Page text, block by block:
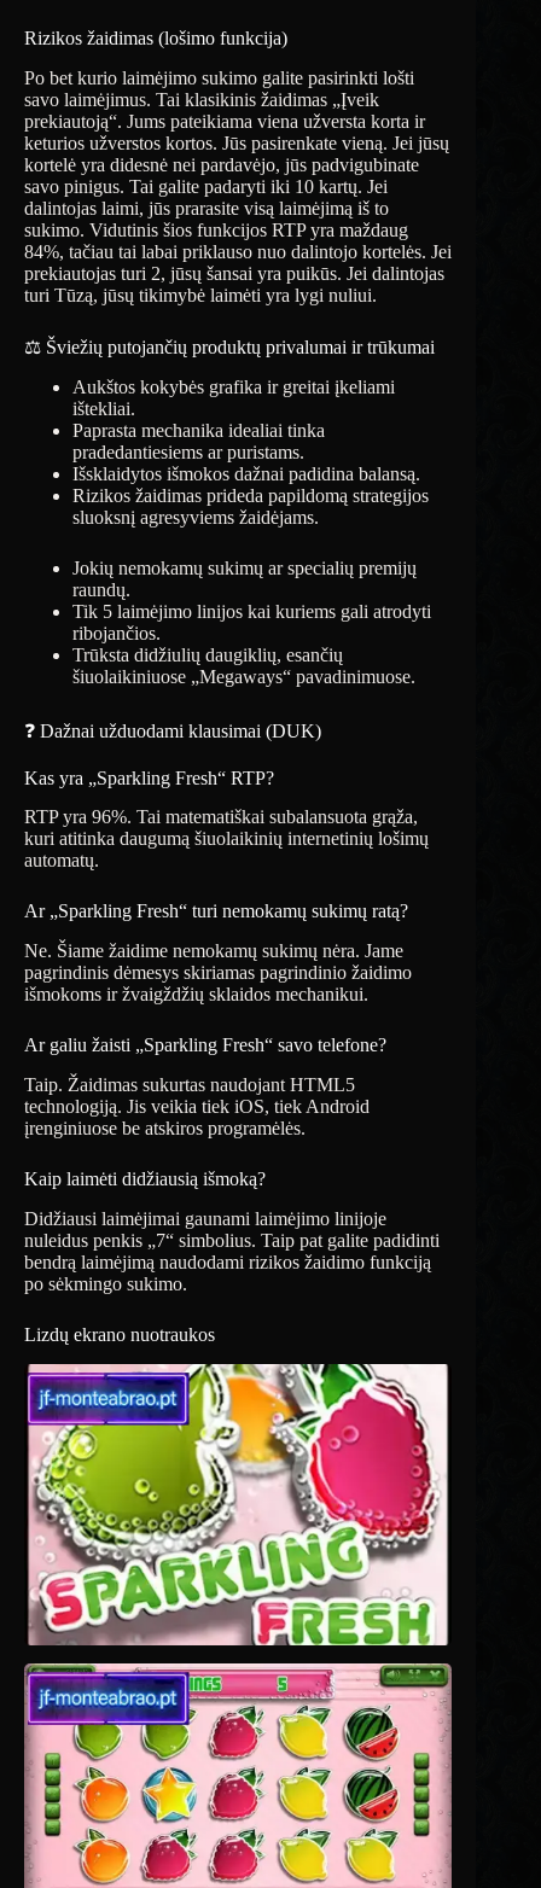
Rizikos žaidimas (lošimo funkcija)
Po bet kurio laimėjimo sukimo galite pasirinkti lošti
savo laimėjimus. Tai klasikinis žaidimas „Įveik
prekiautoją“. Jums pateikiama viena užversta korta ir
keturios užverstos kortos. Jūs pasirenkate vieną. Jei jūsų
kortelė yra didesnė nei pardavėjo, jūs padvigubinate
savo pinigus. Tai galite padaryti iki 10 kartų. Jei
dalintojas laimi, jūs prarasite visą laimėjimą iš to
sukimo. Vidutinis šios funkcijos RTP yra maždaug
84%, tačiau tai labai priklauso nuo dalintojo kortelės. Jei
prekiautojas turi 2, jūsų šansai yra puikūs. Jei dalintojas
turi Tūzą, jūsų tikimybė laimėti yra lygi nuliui.
⚖️ Šviežių putojančių produktų privalumai ir trūkumai
Aukštos kokybės grafika ir greitai įkeliami
ištekliai.
Paprasta mechanika idealiai tinka
pradedantiesiems ar puristams.
Išsklaidytos išmokos dažnai padidina balansą.
Rizikos žaidimas prideda papildomą strategijos
sluoksnį agresyviems žaidėjams.
Jokių nemokamų sukimų ar specialių premijų
raundų.
Tik 5 laimėjimo linijos kai kuriems gali atrodyti
ribojančios.
Trūksta didžiulių daugiklių, esančių
šiuolaikiniuose „Megaways“ pavadinimuose.
❓ Dažnai užduodami klausimai (DUK)
Kas yra „Sparkling Fresh“ RTP?
RTP yra 96%. Tai matematiškai subalansuota grąža,
kuri atitinka daugumą šiuolaikinių internetinių lošimų
automatų.
Ar „Sparkling Fresh“ turi nemokamų sukimų ratą?
Ne. Šiame žaidime nemokamų sukimų nėra. Jame
pagrindinis dėmesys skiriamas pagrindinio žaidimo
išmokoms ir žvaigždžių sklaidos mechanikui.
Ar galiu žaisti „Sparkling Fresh“ savo telefone?
Taip. Žaidimas sukurtas naudojant HTML5
technologiją. Jis veikia tiek iOS, tiek Android
įrenginiuose be atskiros programėlės.
Kaip laimėti didžiausią išmoką?
Didžiausi laimėjimai gaunami laimėjimo linijoje
nuleidus penkis „7“ simbolius. Taip pat galite padidinti
bendrą laimėjimą naudodami rizikos žaidimo funkciją
po sėkmingo sukimo.
Lizdų ekrano nuotraukos